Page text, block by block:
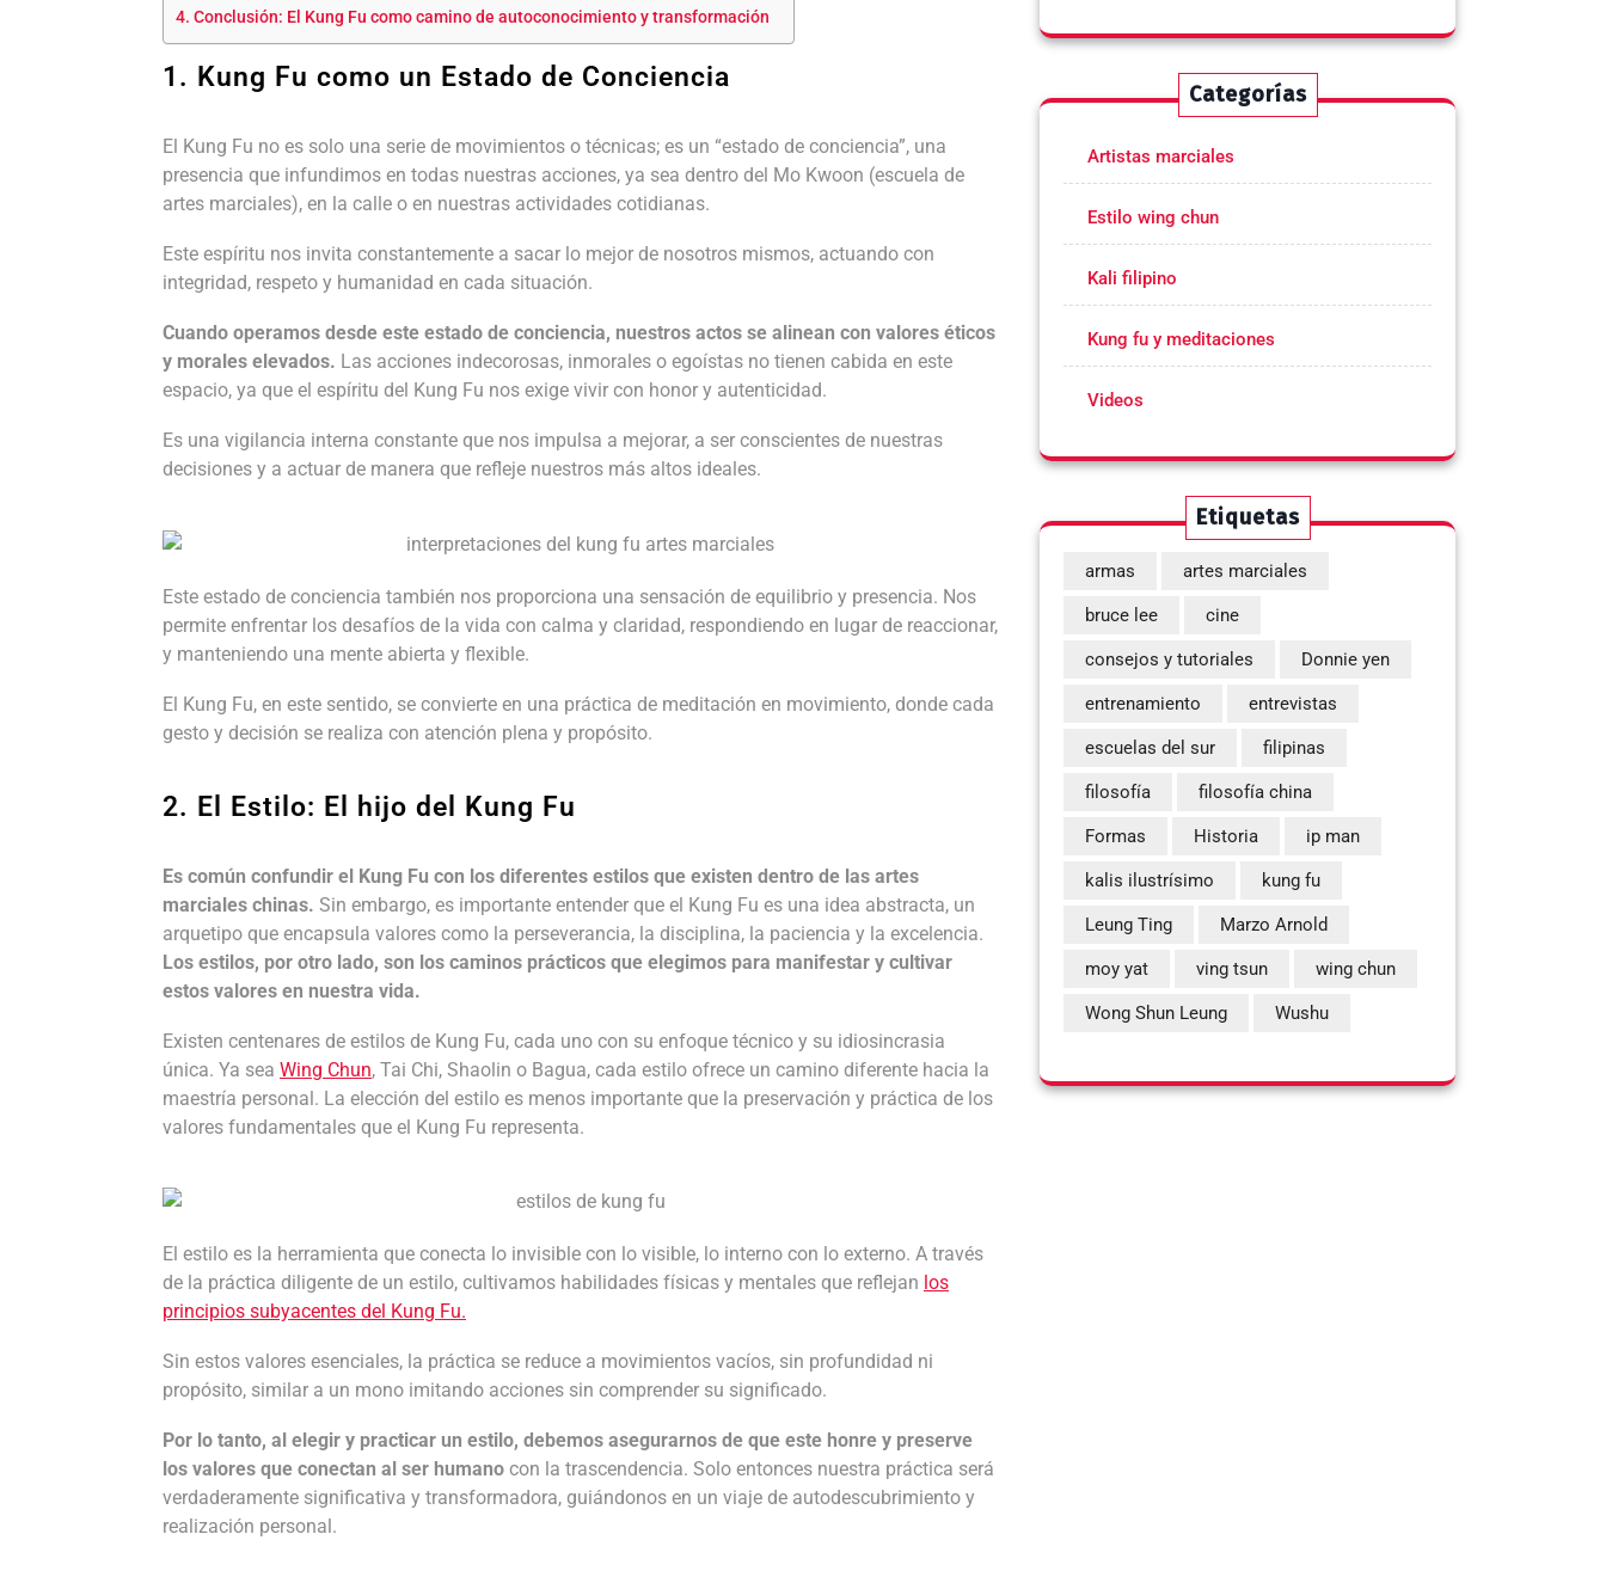
Conclusión: El Kung Fu como camino de autoconocimiento y transformación
1. Kung Fu como un Estado de Conciencia
El Kung Fu no es solo una serie de movimientos o técnicas; es un “estado de conciencia”, una
presencia que infundimos en todas nuestras acciones, ya sea dentro del Mo Kwoon (escuela de
artes marciales), en la calle o en nuestras actividades cotidianas.
Este espíritu nos invita constantemente a sacar lo mejor de nosotros mismos, actuando con
integridad, respeto y humanidad en cada situación.
Cuando operamos desde este estado de conciencia, nuestros actos se alinean con valores éticos
y morales elevados. Las acciones indecorosas, inmorales o egoístas no tienen cabida en este
espacio, ya que el espíritu del Kung Fu nos exige vivir con honor y autenticidad.
Es una vigilancia interna constante que nos impulsa a mejorar, a ser conscientes de nuestras
decisiones y a actuar de manera que refleje nuestros más altos ideales.
Este estado de conciencia también nos proporciona una sensación de equilibrio y presencia. Nos
permite enfrentar los desafíos de la vida con calma y claridad, respondiendo en lugar de reaccionar,
y manteniendo una mente abierta y flexible.
El Kung Fu, en este sentido, se convierte en una práctica de meditación en movimiento, donde cada
gesto y decisión se realiza con atención plena y propósito.
2. El Estilo: El hijo del Kung Fu
Es común confundir el Kung Fu con los diferentes estilos que existen dentro de las artes
marciales chinas. Sin embargo, es importante entender que el Kung Fu es una idea abstracta, un
arquetipo que encapsula valores como la perseverancia, la disciplina, la paciencia y la excelencia.
Los estilos, por otro lado, son los caminos prácticos que elegimos para manifestar y cultivar
estos valores en nuestra vida.
Existen centenares de estilos de Kung Fu, cada uno con su enfoque técnico y su idiosincrasia
única. Ya sea Wing Chun, Tai Chi, Shaolin o Bagua, cada estilo ofrece un camino diferente hacia la
maestría personal. La elección del estilo es menos importante que la preservación y práctica de los
valores fundamentales que el Kung Fu representa.
El estilo es la herramienta que conecta lo invisible con lo visible, lo interno con lo externo. A través
de la práctica diligente de un estilo, cultivamos habilidades físicas y mentales que reflejan los
principios subyacentes del Kung Fu.
Sin estos valores esenciales, la práctica se reduce a movimientos vacíos, sin profundidad ni
propósito, similar a un mono imitando acciones sin comprender su significado.
Por lo tanto, al elegir y practicar un estilo, debemos asegurarnos de que este honre y preserve
los valores que conectan al ser humano con la trascendencia. Solo entonces nuestra práctica será
verdaderamente significativa y transformadora, guiándonos en un viaje de autodescubrimiento y
realización personal.
Categorías
Artistas marciales
Estilo wing chun
Kali filipino
Kung fu y meditaciones
Videos
Etiquetas
armas artes marciales
bruce lee cine
consejos y tutoriales Donnie yen
entrenamiento entrevistas
escuelas del sur filipinas
filosofía filosofía china
Formas Historia ip man
kalis ilustrísimo kung fu
Leung Ting Marzo Arnold
moy yat ving tsun wing chun
Wong Shun Leung Wushu